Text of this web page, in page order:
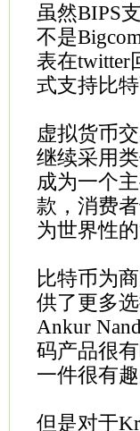
虽然BIPS
不是
表在twitter
式支持比
虚拟货币
继续采用
成为一个
款，消费
为世界性
比特币为
供了更多
Ankur
码产品很
一件很有
但是对于